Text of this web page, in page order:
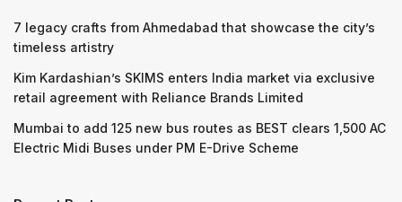
7 legacy crafts from Ahmedabad that showcase the city’s
timeless artistry
Kim Kardashian’s SKIMS enters India market via exclusive
retail agreement with Reliance Brands Limited
Mumbai to add 125 new bus routes as BEST clears 1,500 AC
Electric Midi Buses under PM E-Drive Scheme